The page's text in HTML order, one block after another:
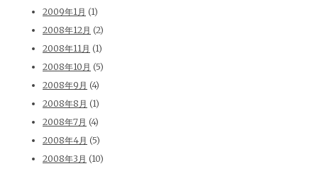
2009年1月 (1)
2008年12月 (2)
2008年11月 (1)
2008年10月 (5)
2008年9月 (4)
2008年8月 (1)
2008年7月 (4)
2008年4月 (5)
2008年3月 (10)